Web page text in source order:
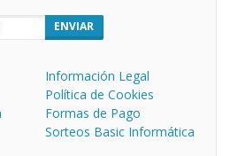
ENVIAR
Información Legal
Política de Cookies
Formas de Pago
Sorteos Basic Informática